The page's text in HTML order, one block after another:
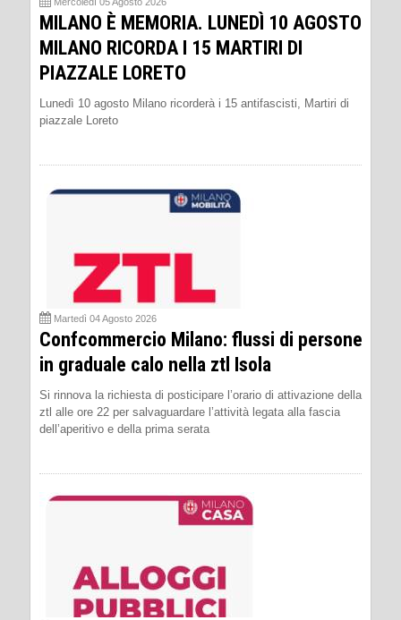
MILANO È MEMORIA. LUNEDÌ 10 AGOSTO
MILANO RICORDA I 15 MARTIRI DI
PIAZZALE LORETO
Lunedì 10 agosto Milano ricorderà i 15 antifascisti, Martiri di
piazzale Loreto
Martedì 04 Agosto 2026
Confcommercio Milano: flussi di persone
in graduale calo nella ztl Isola
Si rinnova la richiesta di posticipare l’orario di attivazione della
ztl alle ore 22 per salvaguardare l’attività legata alla fascia
dell’aperitivo e della prima serata